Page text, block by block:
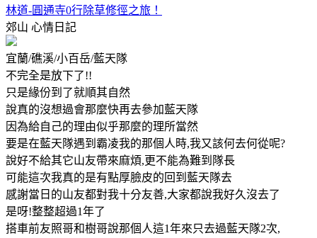
林道-圓通寺0行除草修徑之旅！
郊山 心情日記
宜蘭/礁溪/小百岳/藍天隊
不完全是放下了!!
只是緣份到了就順其自然
說真的沒想過會那麼快再去參加藍天隊
因為給自己的理由似乎那麼的理所當然
要是在藍天隊遇到霸凌我的那個人時,我又該何去何從呢?
說好不給其它山友帶來麻煩,更不能為難到隊長
可能這次我真的是有點厚臉皮的回到藍天隊去
感謝當日的山友都對我十分友善,大家都說我好久沒去了
是呀!整整超過1年了
搭車前友照哥和樹哥說那個人這1年來只去過藍天隊2次,